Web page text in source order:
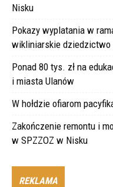
Nisku
Pokazy wyplatania w
wikliniarskie dziedzictwo
Ponad 80 tys. zł na
i miasta Ulanów
W hołdzie ofiarom
Zakończenie remontu i
w SPZZOZ w Nisku
REKLAMA